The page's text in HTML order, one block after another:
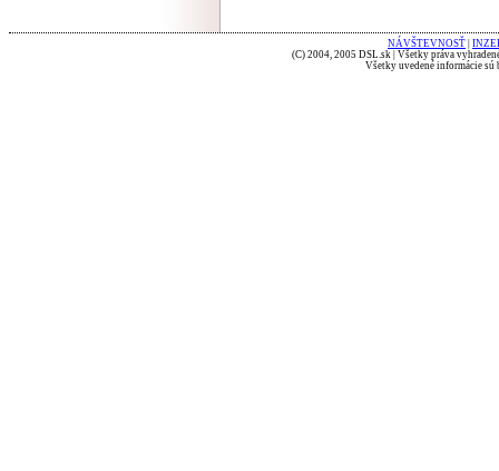
NÁVŠTEVNOSŤ
(C) 2004, 2005 DSL.sk | Všetky práva
Všetky uvedené informácie sú